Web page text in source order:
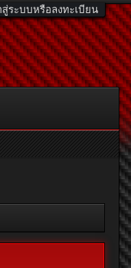
สู่ระบบหรือลงทะเบียน